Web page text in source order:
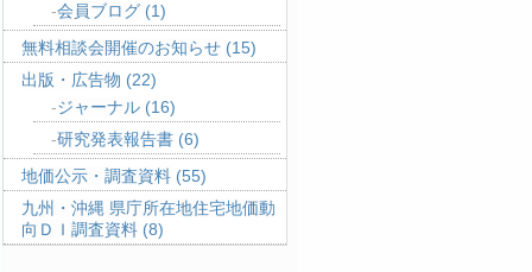
会員ブログ (1)
無料相談会開催のお知らせ (15)
出版・広告物 (22)
ジャーナル (16)
研究発表報告書 (6)
地価公示・調査資料 (55)
九州・沖縄 県庁所在地住宅地価動
向ＤＩ調査資料 (8)